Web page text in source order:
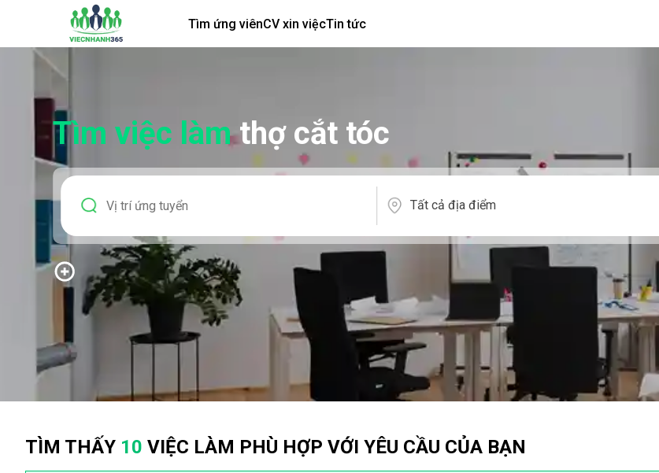
Tìm ứng viênCV xin việcTin tức
Tìm việc làmthợ cắt tóc
Tất cả địa điểm
TÌM THẤY 10 VIỆC LÀM PHÙ HỢP VỚI YÊU CẦU CỦA BẠN